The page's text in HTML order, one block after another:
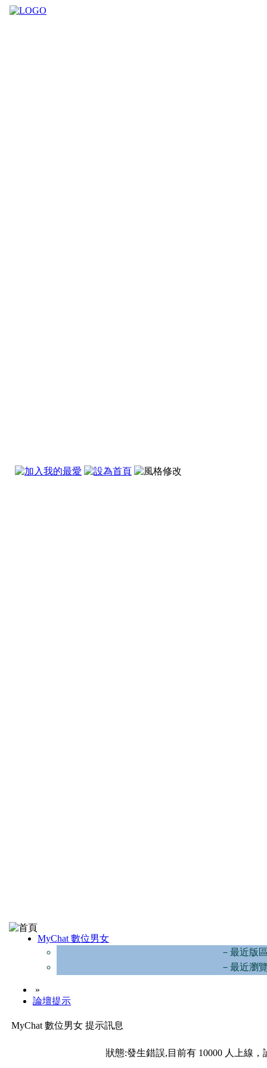
MyChat 數位男女
－最近版
－最近瀏
»
論壇提示
MyChat 數位男女 提示訊息
狀態:發生錯誤,目前有 10000 人上線